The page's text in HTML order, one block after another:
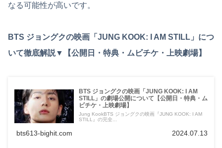
なる可能性が高いです。
BTS ジョングクの映画「JUNG KOOK: I AM STILL」につ
いて徹底解説▼【公開日・特典・ムビチケ・上映劇場】
BTS ジョングクの映画「JUNG KOOK: I AM
STILL」の劇場公開について【公開日・特典・ム
ビチケ・上映劇場】
Jung KookBTS ジョングクの映画『JUNG KOOK: I AM
STILL』の完全...
bts613-bighit.com 2024.07.13